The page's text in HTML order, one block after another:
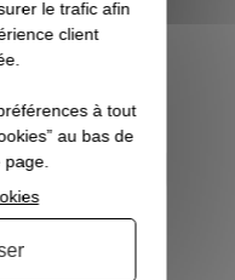
Browning
de chasse
le trafic afin
client
à tout
au bas de